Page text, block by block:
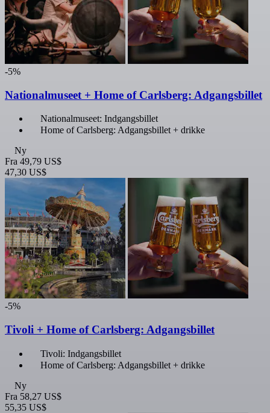
-5%
Nationalmuseet + Home of Carlsberg: Adgangsbillet
Nationalmuseet: Indgangsbillet
Home of Carlsberg: Adgangsbillet + drikke
Ny
Fra 49,79 US$
47,30 US$
-5%
Tivoli + Home of Carlsberg: Adgangsbillet
Tivoli: Indgangsbillet
Home of Carlsberg: Adgangsbillet + drikke
Ny
Fra 58,27 US$
55,35 US$